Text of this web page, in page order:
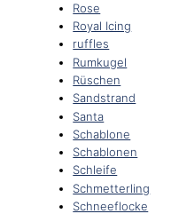
Rose
Royal Icing
ruffles
Rumkugel
Rüschen
Sandstrand
Santa
Schablone
Schablonen
Schleife
Schmetterling
Schneeflocke